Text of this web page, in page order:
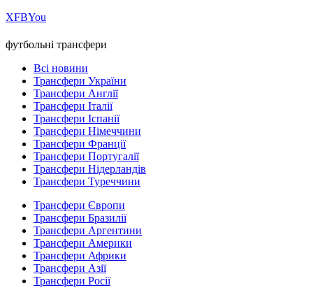
ХFBYou
футбольні трансфери
Всі новини
Трансфери України
Трансфери Англії
Трансфери Італії
Трансфери Іспанії
Трансфери Німеччини
Трансфери Франції
Трансфери Португалії
Трансфери Нідерландів
Трансфери Туреччини
Трансфери Європи
Трансфери Бразилії
Трансфери Аргентини
Трансфери Америки
Трансфери Африки
Трансфери Азії
Трансфери Росії